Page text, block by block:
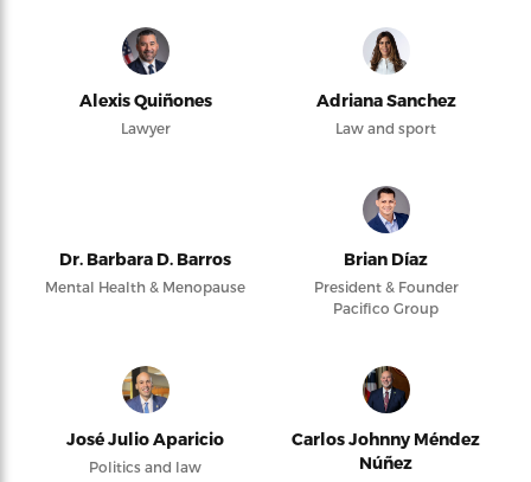
Alexis Quiñones
Lawyer
Adriana Sanchez
Law and sport
Dr. Barbara D. Barros
Mental Health & Menopause
Brian Díaz
President & Founder
Pacifico Group
José Julio Aparicio
Politics and law
Carlos Johnny Méndez
Núñez